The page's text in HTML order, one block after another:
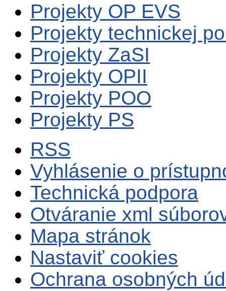
Projekty OP EVS
Projekty technickej
Projekty ZaSI
Projekty OPII
Projekty POO
Projekty PS
RSS
Vyhlásenie o
Technická podpora
Otváranie xml
Mapa stránok
Nastaviť cookies
Ochrana osobných